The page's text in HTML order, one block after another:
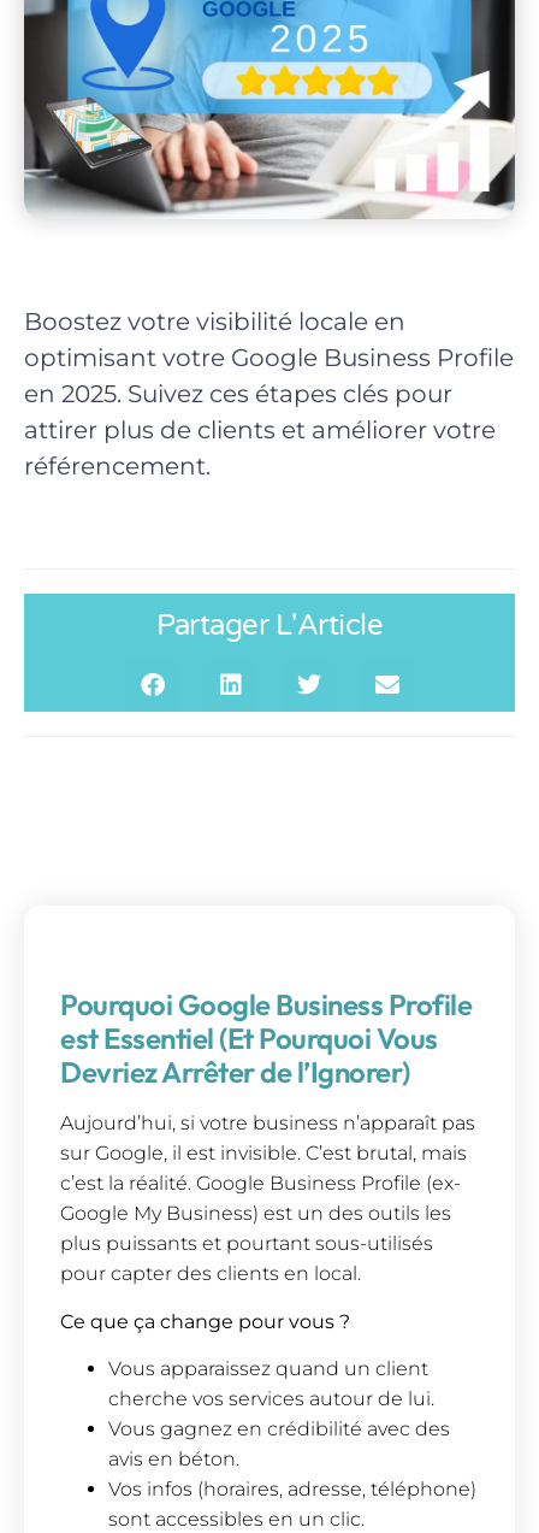
Boostez votre visibilité locale en
optimisant votre Google Business Profile
en 2025. Suivez ces étapes clés pour
attirer plus de clients et améliorer votre
référencement.
Partager L'Article
Pourquoi Google Business Profile
est Essentiel (Et Pourquoi Vous
Devriez Arrêter de l’Ignorer)
Aujourd’hui, si votre business n’apparaît pas
sur Google, il est invisible. C’est brutal, mais
c’est la réalité. Google Business Profile (ex-
Google My Business) est un des outils les
plus puissants et pourtant sous-utilisés
pour capter des clients en local.
Ce que ça change pour vous ?
Vous apparaissez quand un client
cherche vos services autour de lui.
Vous gagnez en crédibilité avec des
avis en béton.
Vos infos (horaires, adresse, téléphone)
sont accessibles en un clic.